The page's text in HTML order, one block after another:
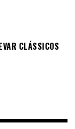
CLÁSSICOS